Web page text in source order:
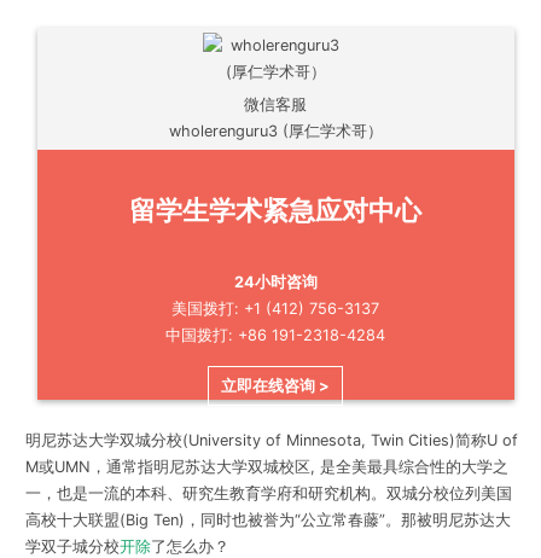
微信客服
wholerenguru3 (厚仁学术哥）
留学生学术紧急应对中心
24小时咨询
美国拨打: +1 (412) 756-3137
中国拨打: +86 191-2318-4284
立即在线咨询 >
明尼苏达大学双城分校(University of Minnesota, Twin Cities)简称U of
M或UMN，通常指明尼苏达大学双城校区, 是全美最具综合性的大学之
一，也是一流的本科、研究生教育学府和研究机构。双城分校位列 美国
高校十大联盟(Big Ten)，同时也被誉为“公立常春藤”。那被明尼苏达大
学双子城分校开除了怎么办？